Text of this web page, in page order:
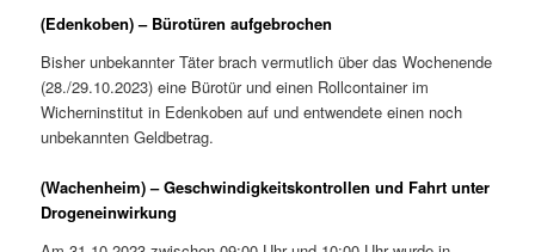
(Edenkoben) – Bürotüren aufgebrochen
Bisher unbekannter Täter brach vermutlich über das Wochenende
(28./29.10.2023) eine Bürotür und einen Rollcontainer im
Wicherninstitut in Edenkoben auf und entwendete einen noch
unbekannten Geldbetrag.
(Wachenheim) – Geschwindigkeitskontrollen und Fahrt unter
Drogeneinwirkung